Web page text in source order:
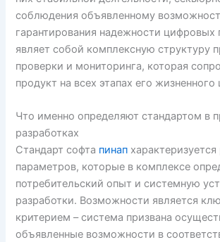
соблюдения объявленному
гарантирования надежности цифровых
являет собой комплексную структуру
проверки и мониторинга, которая
продукт на всех этапах его жизненного
Что именно определяют стандартом в
разработках
Стандарт софта пинап
параметров, которые в комплексе
потребительский опыт и системную
разработки. Возможности является
критерием – система призвана
объявленные возможности в